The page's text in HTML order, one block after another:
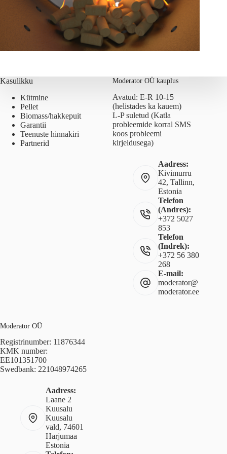
Kasulikku
Kütmine
Pellet
Biomass/hakkepuit
Garantii
Teenuste hinnakiri
Partnerid
Moderator OÜ kauplus
Avatud: E-R 10-15
(helistades ka kauem)
L-P suletud (Katla
probleemide korral SMS
koos probleemi
kirjeldusega)
Aadress:
Kivimurru
42, Tallinn,
Estonia
Telefon
(Andres):
+372 5027
853
Telefon
(Indrek):
+372 56 380
268
E-mail:
moderator@
moderator.ee
Moderator OÜ
Registrinumber: 11876344
KMK number:
EE101351700
Swedbank: 221048974265
Aadress:
Laane 2
Kuusalu
Kuusalu
vald, 74601
Harjumaa
Estonia